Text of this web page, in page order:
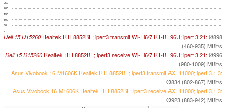
0
50
100
150
200
250
Dell 15 D15260 Realtek RTL8852BE; iperf3 transmit Wi-Fi6/7 RT-BE96U; iperf 3.21:Ø898
(460-935) MBit/s
Dell 15 D15260 Realtek RTL8852BE; iperf3 receive Wi-Fi6/7 RT-BE96U; iperf 3.21:Ø996
(980-1009) MBit/s
Asus Vivobook 16 M1606K Realtek RTL8852BE; iperf3 transmit AXE11000; iperf 3.1.3:
Ø834 (802-867) MBit/s
Asus Vivobook 16 M1606K Realtek RTL8852BE; iperf3 receive AXE11000; iperf 3.1.3:
Ø923 (883-942) MBit/s